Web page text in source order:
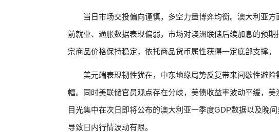
当日市场交投偏向谨慎，多空力量博弈均衡。澳大利亚
前就业、通胀数据表现偏弱，市场对澳洲联储后续加息的预
宗商品价格保持稳定，依托商品货币属性获得一定底部支撑。
美元端表现韧性犹在，中东地缘局势反复带来间歇性避
幅。同时美联储官员观点存在分歧，美债收益率波动平缓，
目光集中在次日即将公布的澳大利亚一季度GDP数据以及晚
导致日内行情波动有限。